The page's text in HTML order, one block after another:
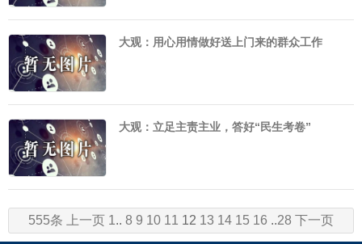
大观：用心用情做好送上门来的群众工作
大观：立足主责主业，答好“民生考卷”
555条 上一页 1.. 8 9 10 11 12 13 14 15 16 ..28 下一页